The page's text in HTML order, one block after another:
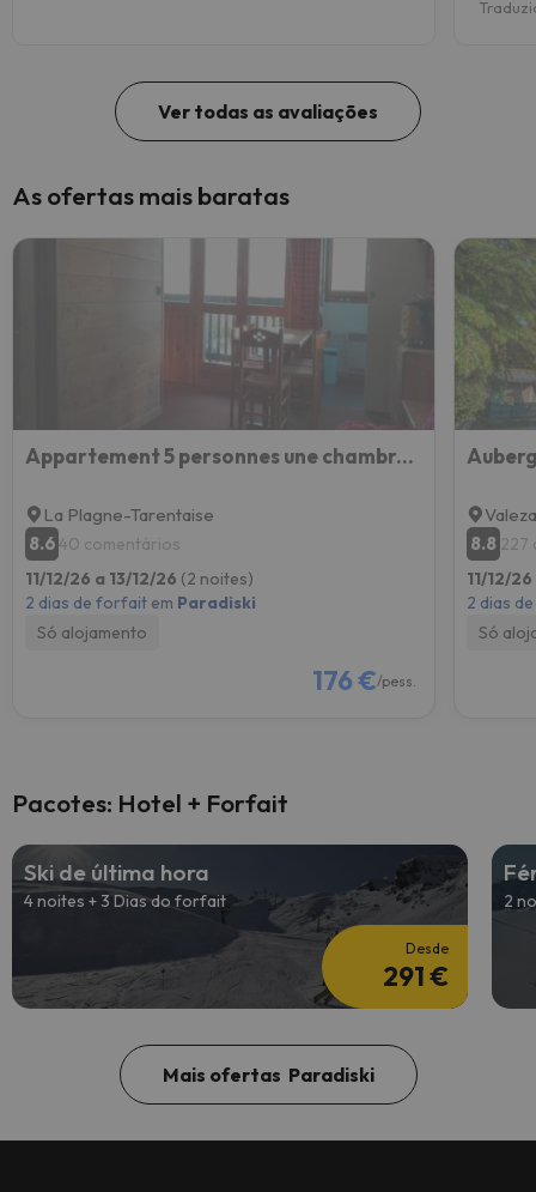
Ver todas as avaliações
As ofertas mais baratas
Appartement 5 personnes une chambre proche pistes balcon vue montagne Draps et serviettes non fourni
La Plagne-Tarentaise
8.640 comentários
11/12/26 a 13/12/26 (2 noites)
2 dias de forfait em Paradiski
Só alojamento
176 €/pess.
8.8 227
11/12/
2 dias
Só
Pacotes: Hotel + Forfait
Ski de última hora
4 noites + 3 Dias do forfait
Desde
291 €
2
Mais ofertas Paradiski